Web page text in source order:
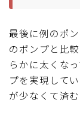
最後に例のポ
のポンプと比
らかに太くな
プを実現して
が少なくて済む